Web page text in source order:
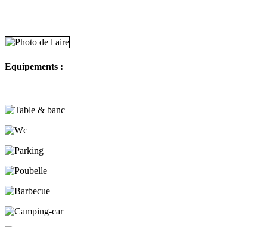
Equipements :